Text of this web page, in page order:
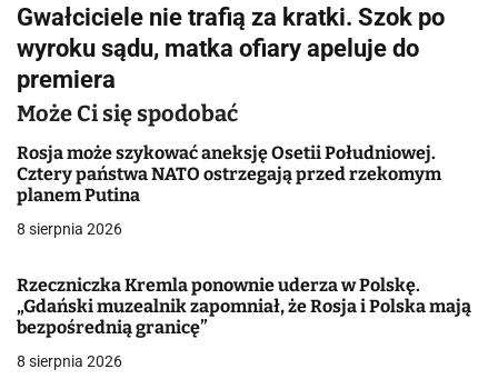
w
i
g
a
c
j
a
w
p
Gwałciciele nie trafią za kratki. Szok po
wyroku sądu, matka ofiary apeluje do
premiera
Może Ci się spodobać
Rosja może szykować aneksję Osetii Południowej.
Cztery państwa NATO ostrzegają przed rzekomym
planem Putina
8 sierpnia 2026
Rzeczniczka Kremla ponownie uderza w Polskę.
„Gdański muzealnik zapomniał, że Rosja i Polska mają
bezpośrednią granicę”
8 sierpnia 2026